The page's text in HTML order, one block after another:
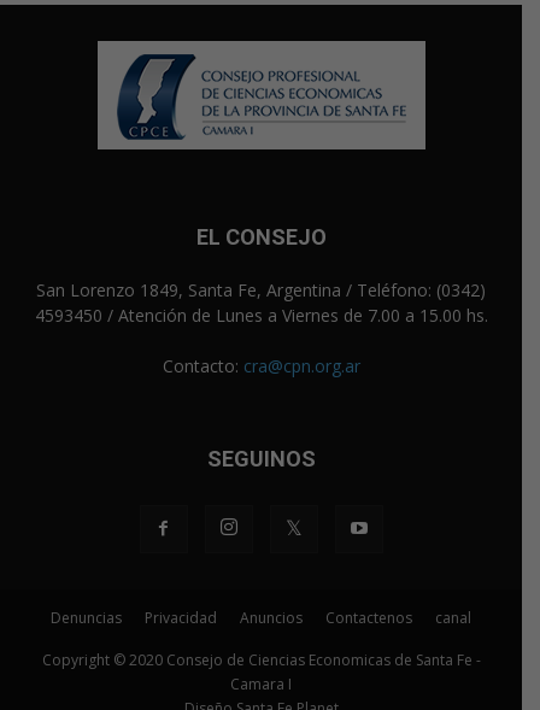
EL CONSEJO
San Lorenzo 1849, Santa Fe, Argentina / Teléfono: (0342)
4593450 / Atención de Lunes a Viernes de 7.00 a 15.00 hs.
Contacto: cra@cpn.org.ar
SEGUINOS
Denuncias Privacidad Anuncios Contactenos canal
Copyright © 2020 Consejo de Ciencias Economicas de Santa Fe -
Camara I